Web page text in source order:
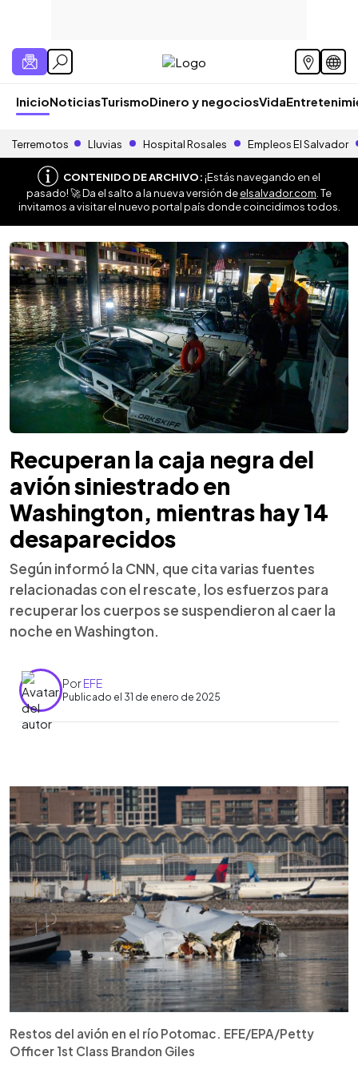
InicioNoticiasTurismoDinero y negociosVida
Terremotos Lluvias Hospital Rosales Empleos El Salvador
CONTENIDO DE ARCHIVO:¡Estás navegando en el
pasado! 🚀 Da el salto a la nueva versión deelsalvador.com . Te
invitamos a visitar el nuevo portal país donde coincidimos todos.
Recuperan la caja negra del
avión siniestrado en
Washington, mientras hay 14
desaparecidos
Según informó la CNN, que cita varias fuentes
relacionadas con el rescate, los esfuerzos para
recuperar los cuerpos se suspendieron al caer la
noche en Washington.
PorEFE
Publicado el 31 de enero de 2025
► Escuchar artículo
Restos del avión en el río Potomac. EFE/EPA/Petty
Officer 1st Class Brandon Giles